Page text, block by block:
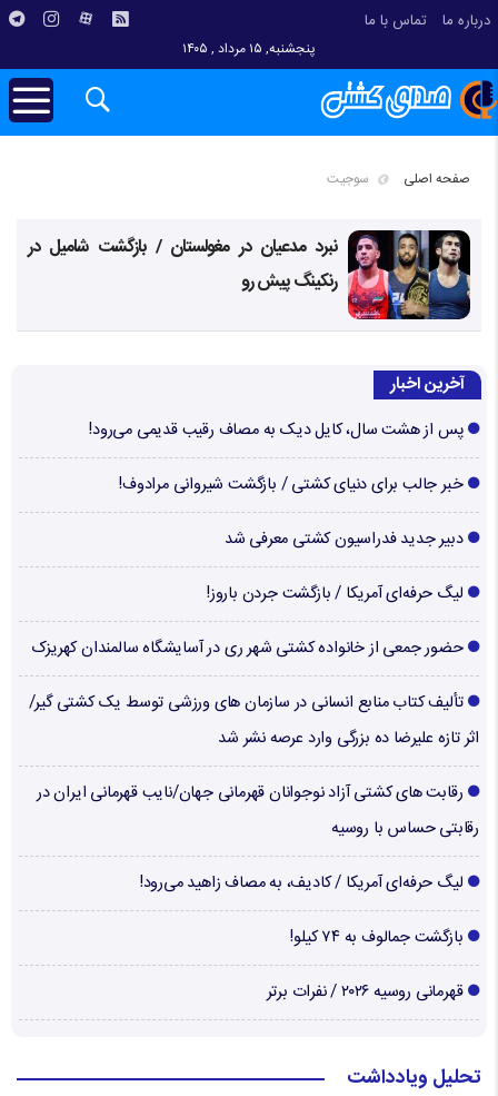
درباره ما تماس با ما
پنجشنبه, ۱۵ مرداد , ۱۴۰۵
صفحه اصلی سوجیت
نبرد مدعیان در مغولستان / بازگشت شامیل در
رنکینگ پیش رو
آخرین اخبار
پس از هشت سال، کایل دیک به مصاف رقیب قدیمی می‌رود!
خبر جالب برای دنیای کشتی / بازگشت شیروانی مرادوف!
دبیر جدید فدراسیون کشتی معرفی شد
لیگ حرفه‌ای آمریکا / بازگشت جردن باروز!
حضور جمعی از خانواده کشتی شهر ری در آسایشگاه سالمندان کهریزک
تألیف کتاب منابع انسانی در سازمان های ورزشی توسط یک کشتی گیر/
اثر تازه علیرضا ده بزرگی وارد عرصه نشر شد
رقابت های کشتی آزاد نوجوانان قهرمانی جهان/نایب قهرمانی ایران در
رقابتی حساس با روسیه
لیگ حرفه‌ای آمریکا / کادیف، به مصاف زاهید می‌رود!
بازگشت جمالوف به ۷۴ کیلو!
قهرمانی روسیه ۲۰۲۶ / نفرات برتر
تحلیل ویادداشت